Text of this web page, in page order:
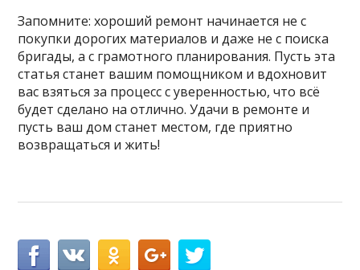
Запомните: хороший ремонт начинается не с
покупки дорогих материалов и даже не с поиска
бригады, а с грамотного планирования. Пусть эта
статья станет вашим помощником и вдохновит
вас взяться за процесс с уверенностью, что всё
будет сделано на отлично. Удачи в ремонте и
пусть ваш дом станет местом, где приятно
возвращаться и жить!